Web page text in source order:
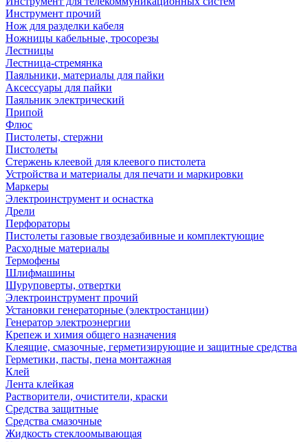
Инструмент прочий
Нож для разделки кабеля
Ножницы кабельные, тросорезы
Лестницы
Лестница-стремянка
Паяльники, материалы для пайки
Аксессуары для пайки
Паяльник электрический
Припой
Флюс
Пистолеты, стержни
Пистолеты
Стержень клеевой для клеевого пистолета
Устройства и материалы для печати и маркировки
Маркеры
Электроинструмент и оснастка
Дрели
Перфораторы
Пистолеты газовые гвоздезабивные и комплектующие
Расходные материалы
Термофены
Шлифмашины
Шуруповерты, отвертки
Электроинструмент прочий
Установки генераторные (электростанции)
Генератор электроэнергии
Крепеж и химия общего назначения
Клеящие, смазочные, герметизирующие и защитные средства
Герметики, пасты, пена монтажная
Клей
Лента клейкая
Растворители, очистители, краски
Средства защитные
Средства смазочные
Жидкость стеклоомывающая